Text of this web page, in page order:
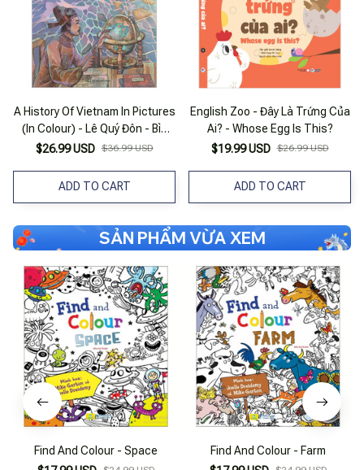
A History Of Vietnam In Pictures
(In Colour) - Lê Quý Đôn - Bìa
Cứng
$26.99 USD $36.99 USD
ADD TO CART
English Zoo - Đây Là Trứng Của
Ai? - Whose Egg Is This?
$19.99 USD $26.99 USD
ADD TO CART
SẢN PHẨM VỪA XEM
Find And Colour - Space
Find And Colour - Farm